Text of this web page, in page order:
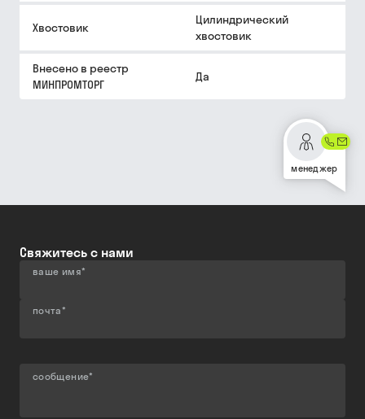
Хвостовик
Цилиндрический
хвостовик
Внесено в реестр
МИНПРОМТОРГ
Да
менеджер
Свяжитесь с нами
ваше имя*
почта*
сообщение*